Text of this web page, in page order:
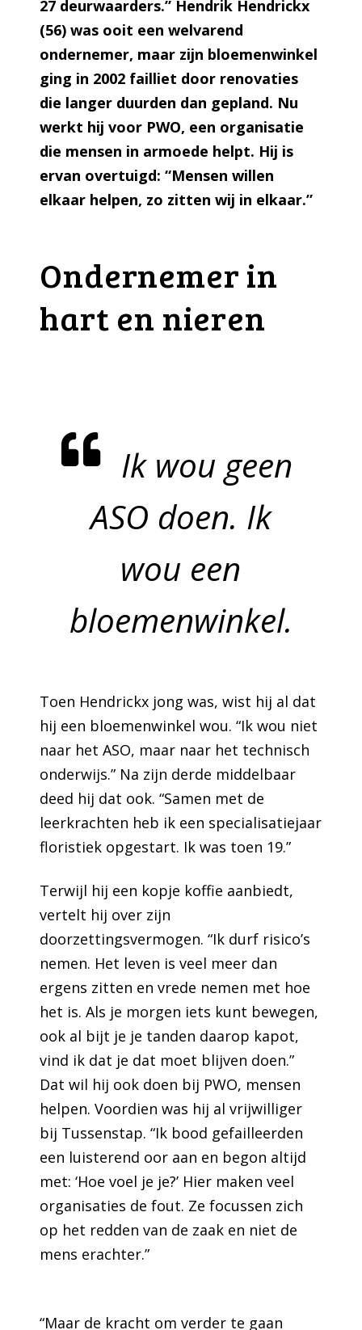
27 deurwaarders.” Hendrik Hendrickx
(56) was ooit een welvarend
ondernemer, maar zijn bloemenwinkel
ging in 2002 failliet door renovaties
die langer duurden dan gepland. Nu
werkt hij voor PWO, een organisatie
die mensen in armoede helpt. Hij is
ervan overtuigd: “Mensen willen
elkaar helpen, zo zitten wij in elkaar.”
Ondernemer in
hart en nieren
Ik wou geen
ASO doen. Ik
wou een
bloemenwinkel.
Toen Hendrickx jong was, wist hij al dat
hij een bloemenwinkel wou. “Ik wou niet
naar het ASO, maar naar het technisch
onderwijs.” Na zijn derde middelbaar
deed hij dat ook. “Samen met de
leerkrachten heb ik een specialisatiejaar
floristiek opgestart. Ik was toen 19.”
Terwijl hij een kopje koffie aanbiedt,
vertelt hij over zijn
doorzettingsvermogen. “Ik durf risico’s
nemen. Het leven is veel meer dan
ergens zitten en vrede nemen met hoe
het is. Als je morgen iets kunt bewegen,
ook al bijt je je tanden daarop kapot,
vind ik dat je dat moet blijven doen.”
Dat wil hij ook doen bij PWO, mensen
helpen. Voordien was hij al vrijwilliger
bij Tussenstap. “Ik bood gefailleerden
een luisterend oor aan en begon altijd
met: ‘Hoe voel je je?’ Hier maken veel
organisaties de fout. Ze focussen zich
op het redden van de zaak en niet de
mens erachter.”
“Maar de kracht om verder te gaan